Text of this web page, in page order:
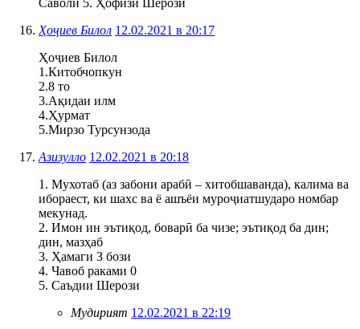
Ҳоҷиев Билол 12.02.2021 в 20:17
Ҳоҷиев Билол
1.Китобчопкун
2.8 то
3.Ақидаи илм
4.Ҳурмат
5.Мирзо Турсунзода
Азизулло 12.02.2021 в 20:18
1. Мухотаб (аз забони арабӣ – хитобшаванда), калима ва
ибораест, ки шахс ва ё ашъёи муроҷиатшударо номбар
мекунад.
2. Имон ин эътиқод, боварӣ ба чизе; эътиқод ба дин;
дин, мазҳаб
3. Ҳамаги З бози
4. Чавоб раками 0
5. Саъдии Шерози
Мудирият 12.02.2021 в 22:19